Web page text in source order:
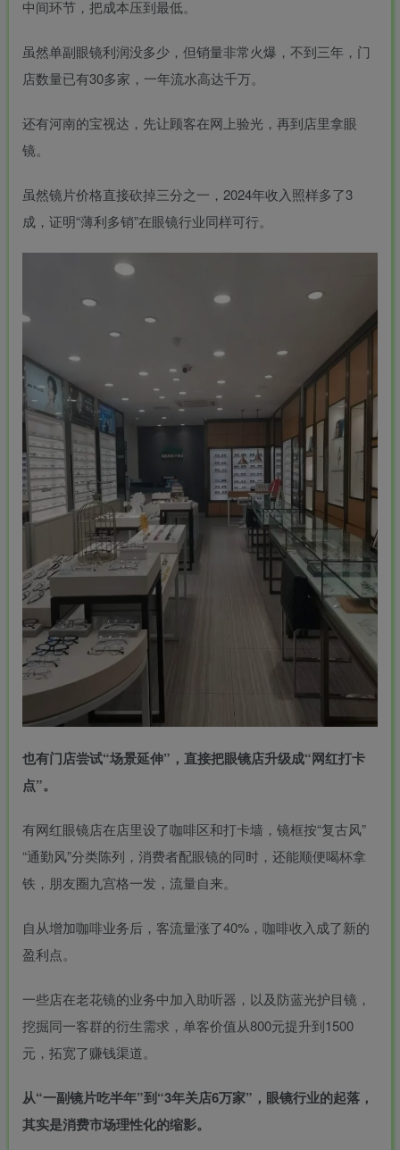
中间环节，把成本压到最低。
虽然单副眼镜利润没多少，但销量非常火爆，不到三年，门
店数量已有30多家，一年流水高达千万。
还有河南的宝视达 ，先让顾客在网上验光，再到店里拿眼
镜。
虽然镜片价格直接砍掉三分之一，2024年收入照样多了3
成，证明“薄利多销”在眼镜行业同样可行。
也有门店尝试“场景延伸”，直接把眼镜店升级成“网红打卡
点”。
有网红眼镜店在店里设了咖啡区和打卡墙，镜框按“复古风”
“通勤风”分类陈列，消费者配眼镜的同时，还能顺便喝杯拿
铁，朋友圈九宫格一发，流量自来。
自从增加咖啡业务后，客流量涨了40%，咖啡收入成了新的
盈利点。
一些店在老花镜的业务中加入助听器，以及防蓝光护目镜，
挖掘同一客群的衍生需求，单客价值从800元提升到1500
元，拓宽了赚钱渠道。
从“一副镜片吃半年”到“3年关店6万家”，眼镜行业的起落，
其实是消费市场理性化的缩影。